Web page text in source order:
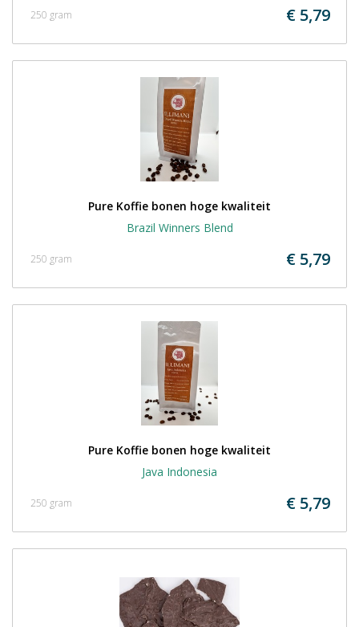
€ 5,79
250 gram
Pure Koffie bonen hoge kwaliteit
Brazil Winners Blend
€ 5,79
250 gram
Pure Koffie bonen hoge kwaliteit
Java Indonesia
€ 5,79
250 gram